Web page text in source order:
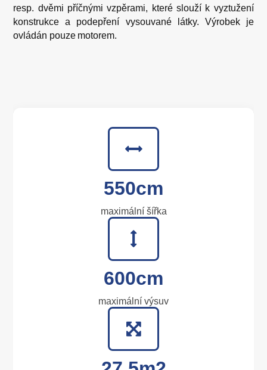
resp. dvěmi příčnými vzpěrami, které slouží k vyztužení
konstrukce a podepření vysouvané látky. Výrobek je
ovládán pouze motorem.
550cm
maximální šířka
600cm
maximální výsuv